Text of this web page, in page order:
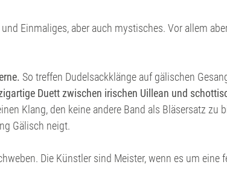
Einmaliges, aber auch mystisches. Vor allem
So treffen Dudelsackklänge auf gälischen
Duett zwischen irischen Uillean und
Klang, den keine andere Band als Bläsersatz zu
Gälisch neigt.
Die Künstler sind Meister, wenn es um eine